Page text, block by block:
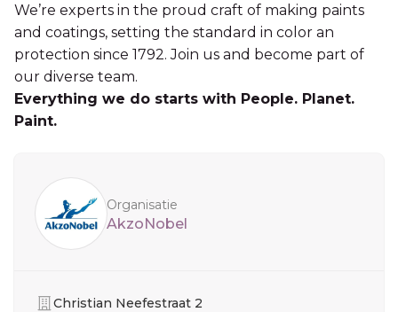
We’re experts in the proud craft of making paints
and coatings, setting the standard in color an
protection since 1792. Join us and become part of
our diverse team.
Everything we do starts with People. Planet.
Paint.
Organisatie
AkzoNobel
Organisatie
Christian Neefestraat 2